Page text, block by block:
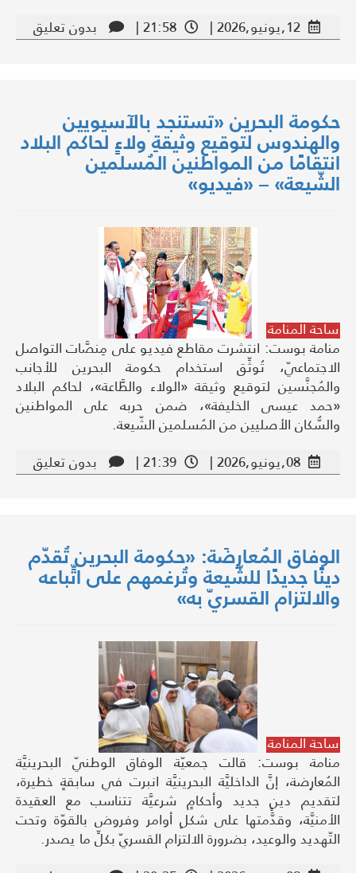
12,يونيو,2026 |
21:58 | بدون تعليق
حكومة البحرين «تستنجد بالآسيويين
والهندوس لتوقيع وثيقةِ ولاءٍ لحاكم البلاد
انتقامًا من المواطنين المُسلمين
الشّيعة» – «فيديو»
ساحة المنامة
منامة بوست: انتشرت مقاطع فيديو على مِنصَّات التواصل
الاجتماعيّ، تُوثِّق استخدام حكومة البحرين للأجانب
والمُجنَّسين لتوقيع وثيقة «الولاء والطَّاعة»، لحاكم البلاد
«حمد عيسى الخليفة»، ضمن حربه على المواطنين
والسُّكان الأصليين من المُسلمين الشّيعة.
08,يونيو,2026 |
21:39 | بدون تعليق
الوفاق المُعارِضَة: «حكومة البحرين تُقدّم
دينًا جديدًا للشّيعة وتُرغمهم على اتِّباعه
والالتزام القسريّ به»
ساحة المنامة
منامة بوست: قالت جمعيّة الوفاق الوطنيّ البحرينيَّة
المُعارِضة، إنَّ الداخليَّة البحرينيَّة انبرت في سابقةٍ خطيرة،
لتقديم دينٍ جديد وأحكامٍ شرعيَّة تتناسب مع العقيدة
الأمنيَّة، وقدَّمتها على شكلِ أوامر وفروض بالقوّة وتحت
التّهديد والوعيد، بضرورة الالتزام القسريّ بكلِّ ما يصدر.